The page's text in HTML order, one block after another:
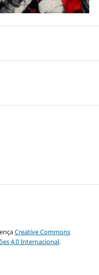
Creative Commons
4.0 Internacional.